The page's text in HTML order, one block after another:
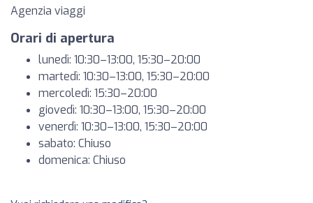
Agenzia viaggi
Orari di apertura
lunedì: 10:30–13:00, 15:30–20:00
martedì: 10:30–13:00, 15:30–20:00
mercoledì: 15:30–20:00
giovedì: 10:30–13:00, 15:30–20:00
venerdì: 10:30–13:00, 15:30–20:00
sabato: Chiuso
domenica: Chiuso